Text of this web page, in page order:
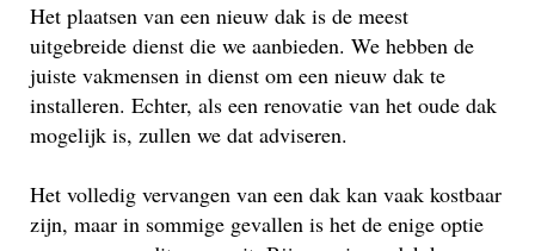
Het plaatsen van een nieuw dak is de meest
uitgebreide dienst die we aanbieden. We hebben de
juiste vakmensen in dienst om een nieuw dak te
installeren. Echter, als een renovatie van het oude dak
mogelijk is, zullen we dat adviseren.
Het volledig vervangen van een dak kan vaak kostbaar
zijn, maar in sommige gevallen is het de enige optie